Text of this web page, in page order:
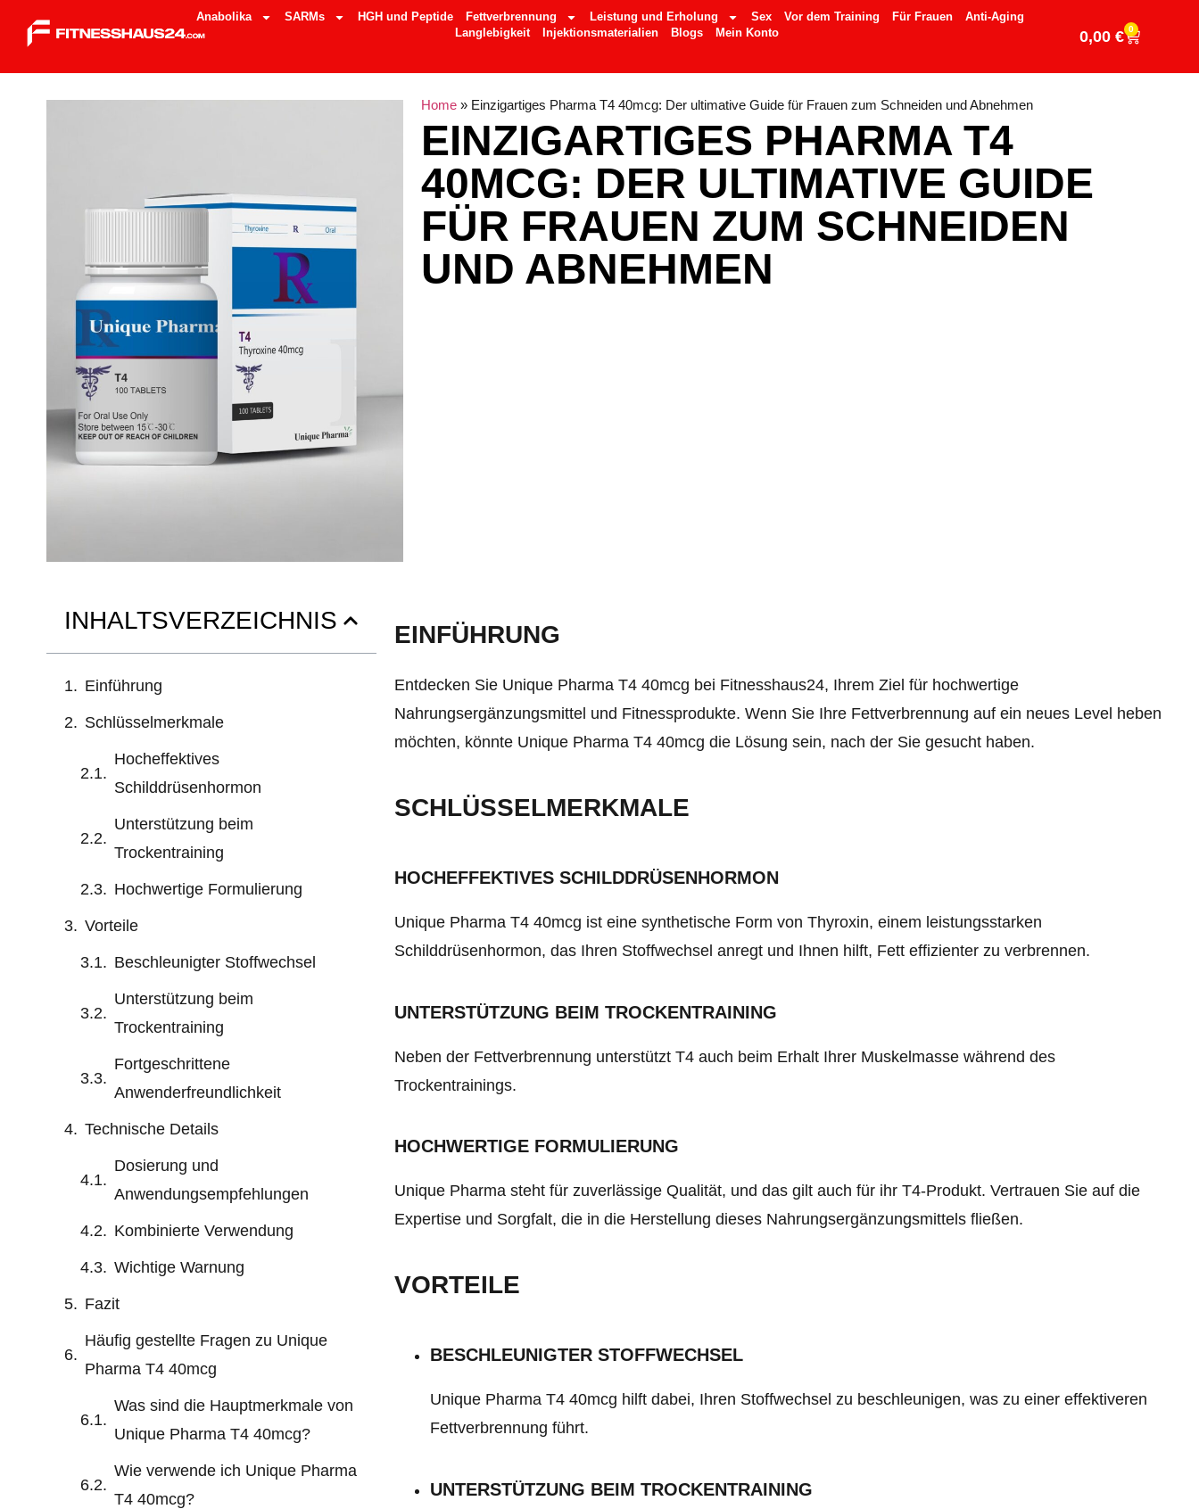
Anabolika SARMs HGH und Peptide Fettverbrennung Leistung und Erholung Sex Vor dem Training Für Frauen
Anti-Aging
Langlebigkeit
Injektionsmaterialien Blogs Mein Konto 0,00 € 0
Home» Einzigartiges Pharma T4 40mcg: Der ultimative Guide für Frauen zum Schneiden und Abnehmen
EINZIGARTIGES PHARMA T4
40MCG: DER ULTIMATIVE GUIDE
FÜR FRAUEN ZUM SCHNEIDEN
UND ABNEHMEN
INHALTSVERZEICHNIS
Einführung
Schlüsselmerkmale
Hocheffektives
Schilddrüsenhormon
Unterstützung beim
Trockentraining
Hochwertige Formulierung
Vorteile
Beschleunigter Stoffwechsel
Unterstützung beim
Trockentraining
Fortgeschrittene
Anwenderfreundlichkeit
Technische Details
Dosierung und
Anwendungsempfehlungen
Kombinierte Verwendung
Wichtige Warnung
Fazit
Häufig gestellte Fragen zu Unique
Pharma T4 40mcg
Was sind die Hauptmerkmale von
Unique Pharma T4 40mcg?
Wie verwende ich Unique Pharma
T4 40mcg?
EINFÜHRUNG
Entdecken Sie Unique Pharma T4 40mcg bei Fitnesshaus24, Ihrem Ziel für hochwertige
Nahrungsergänzungsmittel und Fitnessprodukte. Wenn Sie Ihre Fettverbrennung auf ein neues Level heben
möchten, könnte Unique Pharma T4 40mcg die Lösung sein, nach der Sie gesucht haben.
SCHLÜSSELMERKMALE
HOCHEFFEKTIVES SCHILDDRÜSENHORMON
Unique Pharma T4 40mcg ist eine synthetische Form von Thyroxin, einem leistungsstarken
Schilddrüsenhormon, das Ihren Stoffwechsel anregt und Ihnen hilft, Fett effizienter zu verbrennen.
UNTERSTÜTZUNG BEIM TROCKENTRAINING
Neben der Fettverbrennung unterstützt T4 auch beim Erhalt Ihrer Muskelmasse während des
Trockentrainings.
HOCHWERTIGE FORMULIERUNG
Unique Pharma steht für zuverlässige Qualität, und das gilt auch für ihr T4-Produkt. Vertrauen Sie auf die
Expertise und Sorgfalt, die in die Herstellung dieses Nahrungsergänzungsmittels fließen.
VORTEILE
BESCHLEUNIGTER STOFFWECHSEL
Unique Pharma T4 40mcg hilft dabei, Ihren Stoffwechsel zu beschleunigen, was zu einer effektiveren
Fettverbrennung führt.
UNTERSTÜTZUNG BEIM TROCKENTRAINING